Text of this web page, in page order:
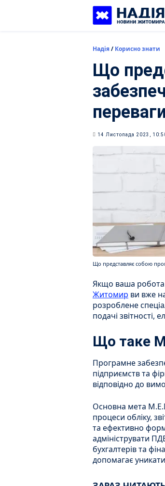
Надія/ Корисно знати
Що
14 Листопада 2023,
Що представляє собою
Якщо ваша робота
Житомир ви вже
розроблене
подачі звітності,
Що таке
Програмне
підприємств та
відповідно до
Основна мета
процеси обліку,
та ефективно
адмініструвати
бухгалтерів та
допомагає